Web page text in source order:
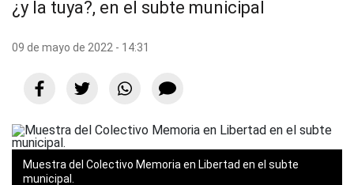
¿y la tuya?, en el subte municipal
09 de mayo de 2022 - 14:31
Muestra del Colectivo Memoria en Libertad en el subte
municipal.